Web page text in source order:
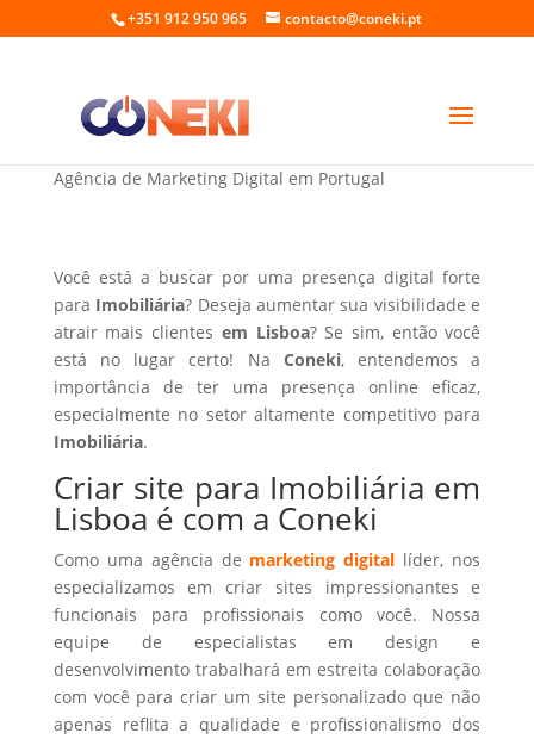
+351 912 950 965 contacto@coneki.pt
Criar site para Imobiliária em Lisboa
Agência de Marketing Digital em Portugal
Você está a buscar por uma presença digital forte
para Imobiliária? Deseja aumentar sua visibilidade e
atrair mais clientes em Lisboa? Se sim, então você
está no lugar certo! Na Coneki, entendemos a
importância de ter uma presença online eficaz,
especialmente no setor altamente competitivo para
Imobiliária.
Criar site para Imobiliária em
Lisboa é com a Coneki
Como uma agência de marketing digital líder, nos
especializamos em criar sites impressionantes e
funcionais para profissionais como você. Nossa
equipe de especialistas em design e
desenvolvimento trabalhará em estreita colaboração
com você para criar um site personalizado que não
apenas reflita a qualidade e profissionalismo dos